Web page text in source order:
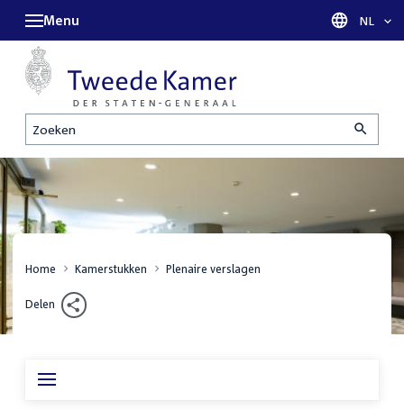
Zoeken
Menu Taal
NL
Home Kamerstukken Plenaire verslagen
Delen